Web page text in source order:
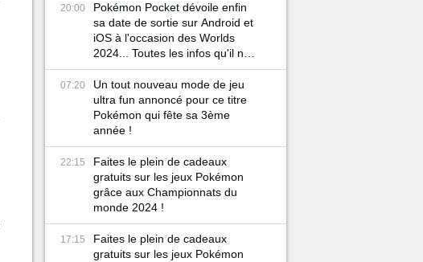
20:00
Pokémon Pocket dévoile enfin
sa date de sortie sur Android et
iOS à l'occasion des Worlds
2024... Toutes les infos qu'il ne
fallait pas rater !
07:20
Un tout nouveau mode de jeu
ultra fun annoncé pour ce titre
Pokémon qui fête sa 3ème
année !
22:15
Faites le plein de cadeaux
gratuits sur les jeux Pokémon
grâce aux Championnats du
monde 2024 !
17:15
Faites le plein de cadeaux
gratuits sur les jeux Pokémon